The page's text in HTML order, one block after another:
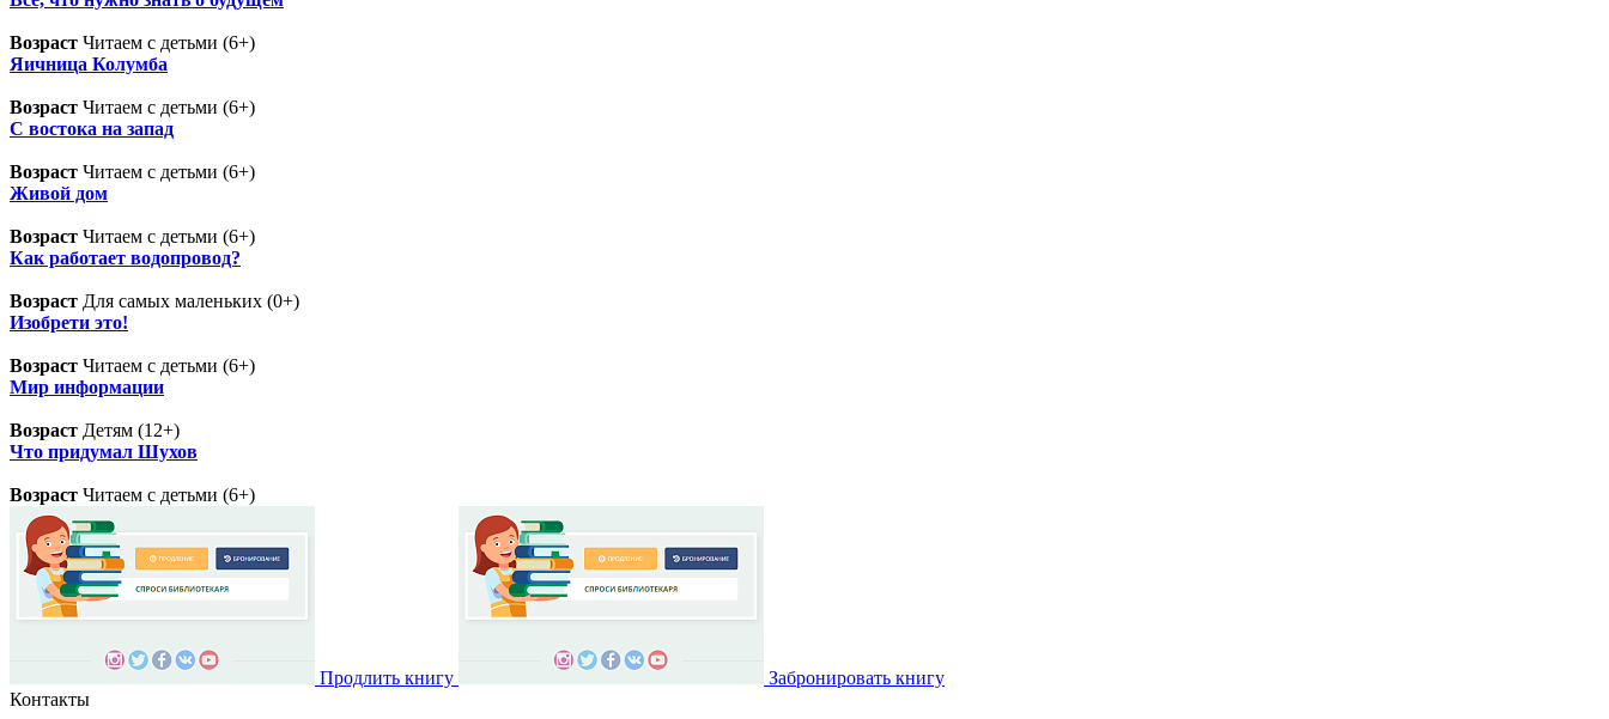
Возраст Читаем с детьми (6+)
Яичница Колумба
Возраст Читаем с детьми (6+)
С востока на запад
Возраст Читаем с детьми (6+)
Живой дом
Возраст Читаем с детьми (6+)
Как работает водопровод?
Возраст Для самых маленьких (0+)
Изобрети это!
Возраст Читаем с детьми (6+)
Мир информации
Возраст Детям (12+)
Что придумал Шухов
Возраст Читаем с детьми (6+)
Продлить книгу
Забронировать книгу
Контакты